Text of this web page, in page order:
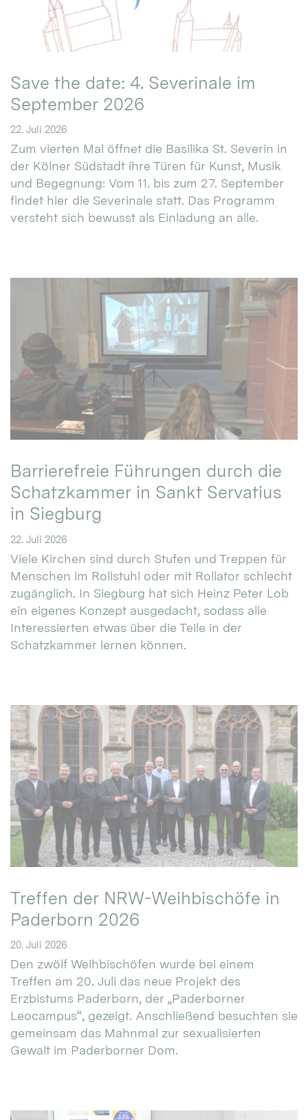
Save the date: 4. Severinale im
September 2026
22. Juli 2026
Zum vierten Mal öffnet die Basilika St. Severin in
der Kölner Südstadt ihre Türen für Kunst, Musik
und Begegnung: Vom 11. bis zum 27. September
findet hier die Severinale statt. Das Programm
versteht sich bewusst als Einladung an alle.
Barrierefreie Führungen durch die
Schatzkammer in Sankt Servatius
in Siegburg
22. Juli 2026
Viele Kirchen sind durch Stufen und Treppen für
Menschen im Rollstuhl oder mit Rollator schlecht
zugänglich. In Siegburg hat sich Heinz Peter Lob
ein eigenes Konzept ausgedacht, sodass alle
Interessierten etwas über die Teile in der
Schatzkammer lernen können.
Treffen der NRW-Weihbischöfe in
Paderborn 2026
20. Juli 2026
Den zwölf Weihbischöfen wurde bei einem
Treffen am 20. Juli das neue Projekt des
Erzbistums Paderborn, der „Paderborner
Leocampus“, gezeigt. Anschließend besuchten sie
gemeinsam das Mahnmal zur sexualisierten
Gewalt im Paderborner Dom.